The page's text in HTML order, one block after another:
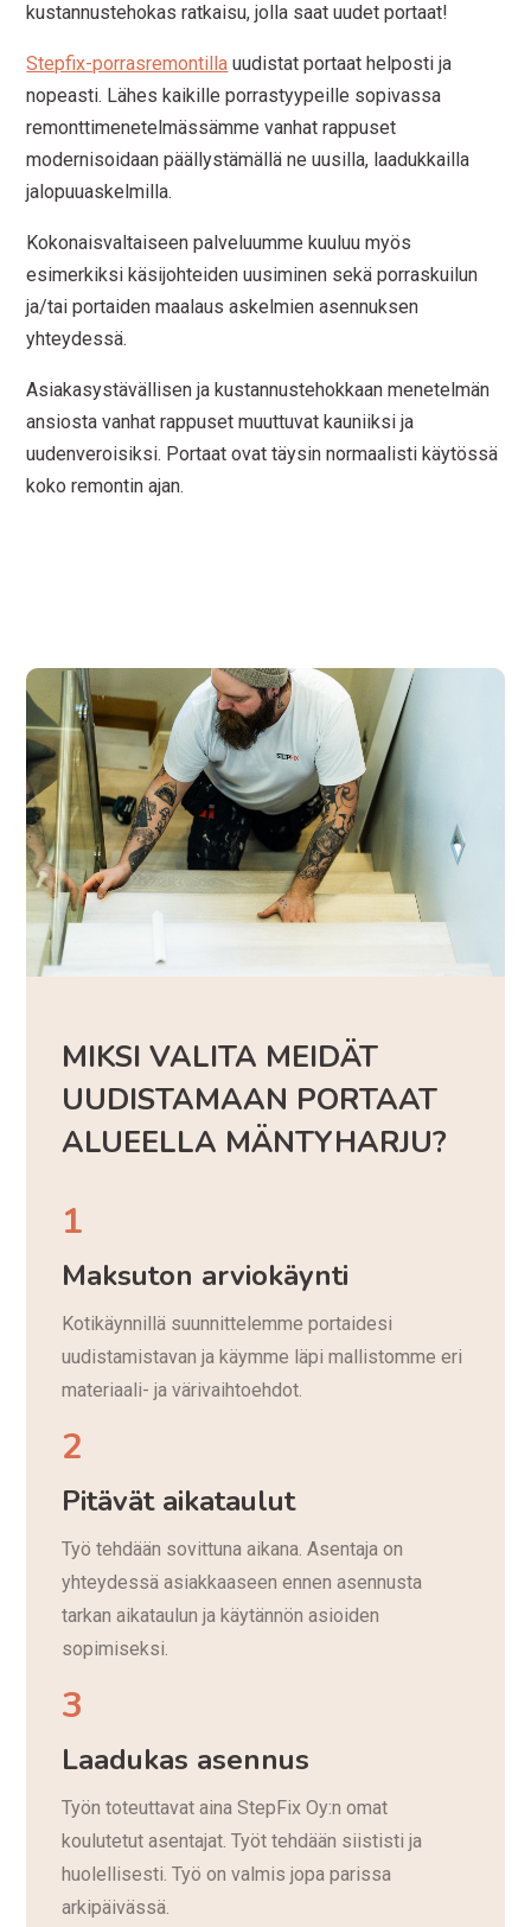
kustannustehokas ratkaisu, jolla saat uudet portaat!
Stepfix-porrasremontilla uudistat portaat helposti ja
nopeasti. Lähes kaikille porrastyypeille sopivassa
remonttimenetelmässämme vanhat rappuset
modernisoidaan päällystämällä ne uusilla, laadukkailla
jalopuuaskelmilla.
Kokonaisvaltaiseen palveluumme kuuluu myös
esimerkiksi käsijohteiden uusiminen sekä porraskuilun
ja/tai portaiden maalaus askelmien asennuksen
yhteydessä.
Asiakasystävällisen ja kustannustehokkaan menetelmän
ansiosta vanhat rappuset muuttuvat kauniiksi ja
uudenveroisiksi. Portaat ovat täysin normaalisti käytössä
koko remontin ajan.
MIKSI VALITA MEIDÄT
UUDISTAMAAN PORTAAT
ALUEELLA MÄNTYHARJU?
1
Maksuton arviokäynti
Kotikäynnillä suunnittelemme portaidesi
uudistamistavan ja käymme läpi mallistomme eri
materiaali- ja värivaihtoehdot.
2
Pitävät aikataulut
Työ tehdään sovittuna aikana. Asentaja on
yhteydessä asiakkaaseen ennen asennusta
tarkan aikataulun ja käytännön asioiden
sopimiseksi.
3
Laadukas asennus
Työn toteuttavat aina StepFix Oy:n omat
koulutetut asentajat. Työt tehdään siististi ja
huolellisesti. Työ on valmis jopa parissa
arkipäivässä.